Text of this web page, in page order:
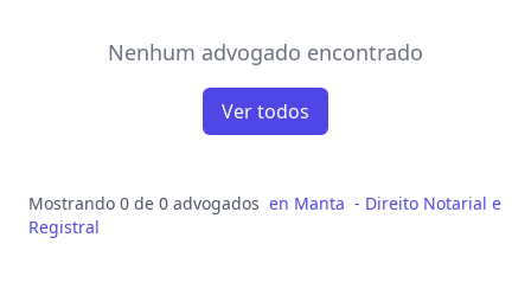
Nenhum advogado encontrado
Ver todos
Mostrando 0 de 0 advogados en Manta - Direito Notarial e
Registral